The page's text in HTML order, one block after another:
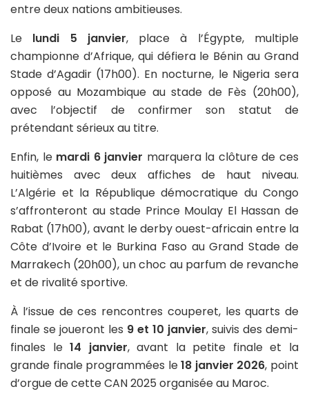
entre deux nations ambitieuses.
Le lundi 5 janvier, place à l’Égypte, multiple
championne d’Afrique, qui défiera le Bénin au Grand
Stade d’Agadir (17h00). En nocturne, le Nigeria sera
opposé au Mozambique au stade de Fès (20h00),
avec l’objectif de confirmer son statut de
prétendant sérieux au titre.
Enfin, le mardi 6 janvier marquera la clôture de ces
huitièmes avec deux affiches de haut niveau.
L’Algérie et la République démocratique du Congo
s’affronteront au stade Prince Moulay El Hassan de
Rabat (17h00), avant le derby ouest-africain entre la
Côte d’Ivoire et le Burkina Faso au Grand Stade de
Marrakech (20h00), un choc au parfum de revanche
et de rivalité sportive.
À l’issue de ces rencontres couperet, les quarts de
finale se joueront les 9 et 10 janvier, suivis des demi-
finales le14 janvier, avant la petite finale et la
grande finale programmées le18 janvier 2026, point
d’orgue de cette CAN 2025 organisée au Maroc.